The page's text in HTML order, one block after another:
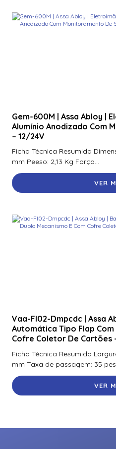
Gem-600M | Assa Abloy |
Alumínio Anodizado Com
– 12/24V
Ficha Técnica Resumida
mm Peeso: 2,13 Kg Força...
VER
Vaa-Fl02-Dmpcdc | Assa
Automática Tipo Flap Com
Cofre Coletor De Cartões
Ficha Técnica Resumida
mm Taxa de passagem: 35
VER